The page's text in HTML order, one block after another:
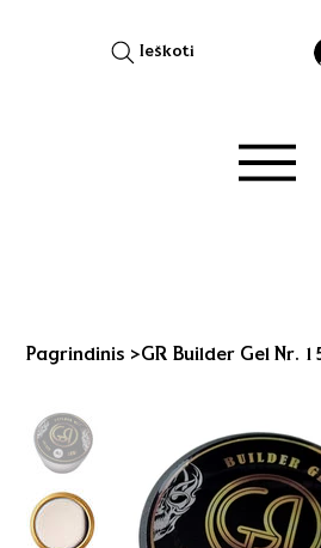
Ieškoti
Pagrindinis >GR Builder Gel Nr. 1